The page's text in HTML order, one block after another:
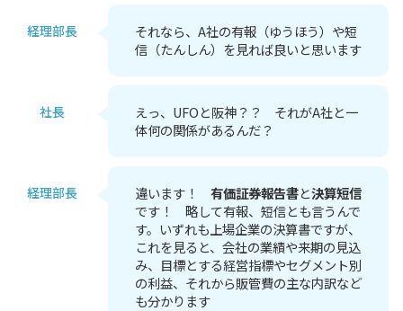
経理部長
それなら、A社の有報（ゆうほう）や短
信（たんしん）を見れば良いと思います
社長
えっ、UFOと阪神？？ それがA社と一
体何の関係があるんだ？
経理部長 違います！ 有価証券報告書と決算短信
です！ 略して有報、短信とも言うんで
す。いずれも上場企業の決算書ですが、
これを見ると、会社の業績や来期の見込
み、目標とする経営指標やセグメント別
の利益、それから販管費の主な内訳など
も分かります